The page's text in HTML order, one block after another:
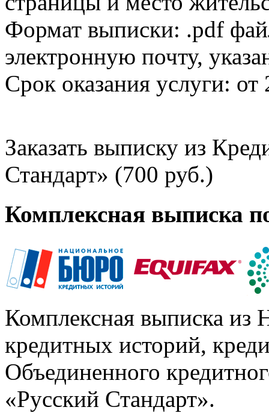
Формат выписки: .pdf
электронную почту,
Срок оказания услуги: от
Заказать выписку из
Стандарт» (700 руб.)
Комплексная выписка
Комплексная выписка из
кредитных историй,
Объединенного
«Русский Стандарт».